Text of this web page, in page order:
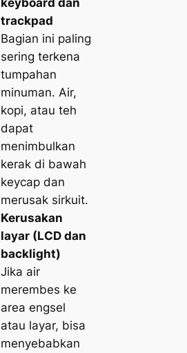
trackpad
Bagian ini paling
sering terkena
tumpahan
minuman. Air,
kopi, atau teh
dapat
menimbulkan
kerak di bawah
keycap dan
merusak sirkuit.
Kerusakan
layar (LCD dan
backlight)
Jika air
merembes ke
area engsel
atau layar, bisa
menyebabkan